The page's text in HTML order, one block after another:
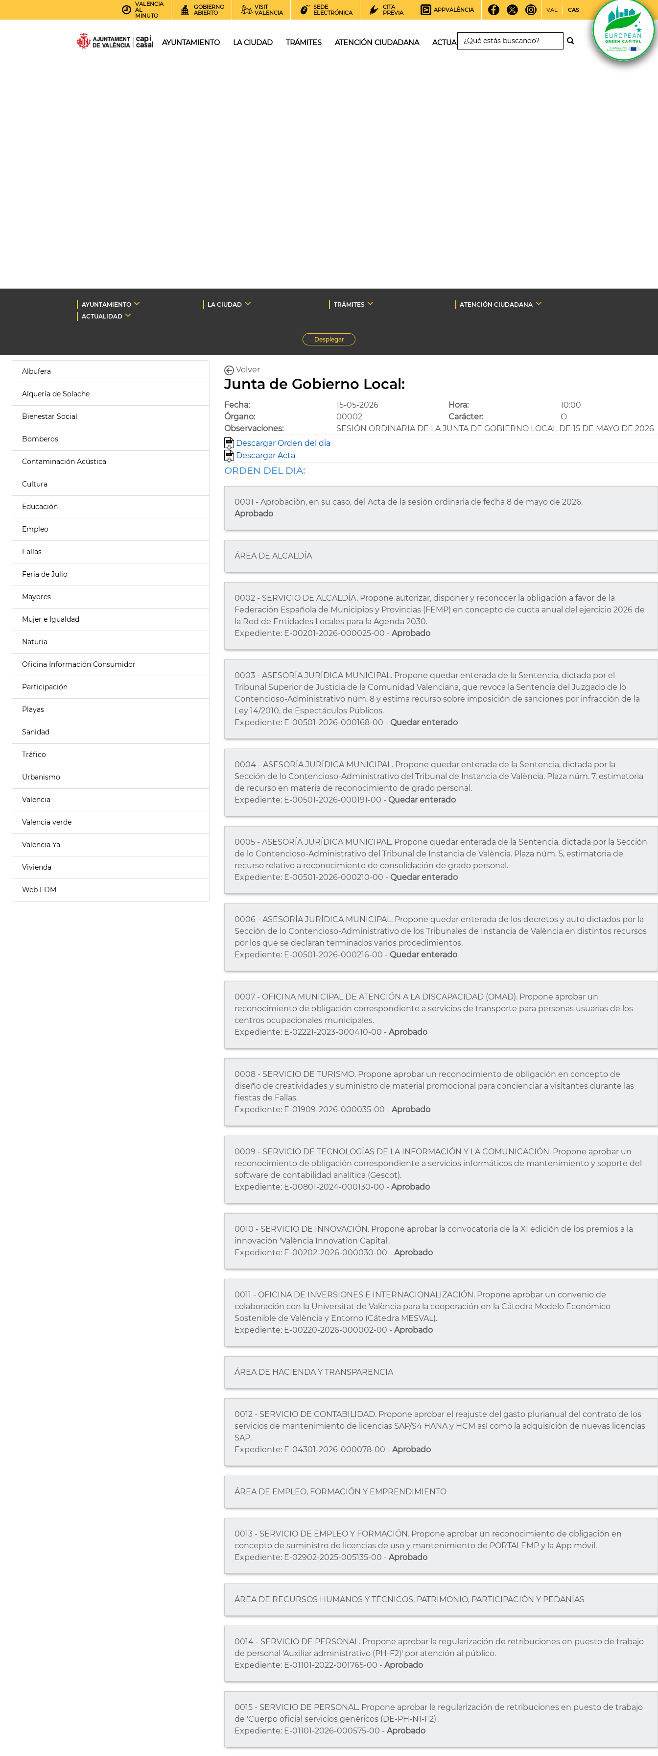
VALENCIA
AL
MINUTO
GOBIERNO
ABIERTO
VISIT
VALENCIA
SEDE
ELECTRÓNICA
CITA
PREVIA
APPVALÈNCIA VAL CAS
AYUNTAMIENTO LA CIUDAD TRÁMITES ATENCIÓN CIUDADANA ACTUALIDAD
AYUNTAMIENTO LA CIUDAD TRÁMITES
ATENCIÓN CIUDADANA
ACTUALIDAD
Desplegar
Albufera
Alquería de Solache
Bienestar Social
Bomberos
Contaminación Acústica
Cultura
Educación
Empleo
Fallas
Feria de Julio
Mayores
Mujer e Igualdad
Naturia
Oficina Información Consumidor
Participación
Playas
Sanidad
Tráfico
Urbanismo
Valencia
Valencia verde
Valencia Ya
Vivienda
Web FDM
Volver
Junta de Gobierno Local:
Fecha: 15-05-2026 Hora:
10:00
Órgano:
00002 Carácter:
O
Observaciones:
SESIÓN ORDINARIA DE LA JUNTA DE GOBIERNO LOCAL DE 15 DE MAYO DE 2026
Descargar Orden del dia
Descargar Acta
ORDEN DEL DIA:
0001 - Aprobación, en su caso, del Acta de la sesión ordinaria de fecha 8 de mayo de 2026.
Aprobado
ÁREA DE ALCALDÍA
0002 - SERVICIO DE ALCALDÍA. Propone autorizar, disponer y reconocer la obligación a favor de la
Federación Española de Municipios y Provincias (FEMP) en concepto de cuota anual del ejercicio 2026 de
la Red de Entidades Locales para la Agenda 2030.
Expediente: E-00201-2026-000025-00 - Aprobado
0003 - ASESORÍA JURÍDICA MUNICIPAL. Propone quedar enterada de la Sentencia, dictada por el
Tribunal Superior de Justicia de la Comunidad Valenciana, que revoca la Sentencia del Juzgado de lo
Contencioso-Administrativo núm. 8 y estima recurso sobre imposición de sanciones por infracción de la
Ley 14/2010, de Espectáculos Públicos.
Expediente: E-00501-2026-000168-00 - Quedar enterado
0004 - ASESORÍA JURÍDICA MUNICIPAL. Propone quedar enterada de la Sentencia, dictada por la
Sección de lo Contencioso-Administrativo del Tribunal de Instancia de València. Plaza núm. 7, estimatoria
de recurso en materia de reconocimiento de grado personal.
Expediente: E-00501-2026-000191-00 - Quedar enterado
0005 - ASESORÍA JURÍDICA MUNICIPAL. Propone quedar enterada de la Sentencia, dictada por la Sección
de lo Contencioso-Administrativo del Tribunal de Instancia de València. Plaza núm. 5, estimatoria de
recurso relativo a reconocimiento de consolidación de grado personal.
Expediente: E-00501-2026-000210-00 - Quedar enterado
0006 - ASESORÍA JURÍDICA MUNICIPAL. Propone quedar enterada de los decretos y auto dictados por la
Sección de lo Contencioso-Administrativo de los Tribunales de Instancia de València en distintos recursos
por los que se declaran terminados varios procedimientos.
Expediente: E-00501-2026-000216-00 - Quedar enterado
0007 - OFICINA MUNICIPAL DE ATENCIÓN A LA DISCAPACIDAD (OMAD). Propone aprobar un
reconocimiento de obligación correspondiente a servicios de transporte para personas usuarias de los
centros ocupacionales municipales.
Expediente: E-02221-2023-000410-00 - Aprobado
0008 - SERVICIO DE TURISMO. Propone aprobar un reconocimiento de obligación en concepto de
diseño de creatividades y suministro de material promocional para concienciar a visitantes durante las
fiestas de Fallas.
Expediente: E-01909-2026-000035-00 - Aprobado
0009 - SERVICIO DE TECNOLOGÍAS DE LA INFORMACIÓN Y LA COMUNICACIÓN. Propone aprobar un
reconocimiento de obligación correspondiente a servicios informáticos de mantenimiento y soporte del
software de contabilidad analítica (Gescot).
Expediente: E-00801-2024-000130-00 - Aprobado
0010 - SERVICIO DE INNOVACIÓN. Propone aprobar la convocatoria de la XI edición de los premios a la
innovación 'València Innovation Capital'.
Expediente: E-00202-2026-000030-00 - Aprobado
0011 - OFICINA DE INVERSIONES E INTERNACIONALIZACIÓN. Propone aprobar un convenio de
colaboración con la Universitat de València para la cooperación en la Cátedra Modelo Económico
Sostenible de València y Entorno (Cátedra MESVAL).
Expediente: E-00220-2026-000002-00 - Aprobado
ÁREA DE HACIENDA Y TRANSPARENCIA
0012 - SERVICIO DE CONTABILIDAD. Propone aprobar el reajuste del gasto plurianual del contrato de los
servicios de mantenimiento de licencias SAP/S4 HANA y HCM así como la adquisición de nuevas licencias
SAP.
Expediente: E-04301-2026-000078-00 - Aprobado
ÁREA DE EMPLEO, FORMACIÓN Y EMPRENDIMIENTO
0013 - SERVICIO DE EMPLEO Y FORMACIÓN. Propone aprobar un reconocimiento de obligación en
concepto de suministro de licencias de uso y mantenimiento de PORTALEMP y la App móvil.
Expediente: E-02902-2025-005135-00 - Aprobado
ÁREA DE RECURSOS HUMANOS Y TÉCNICOS, PATRIMONIO, PARTICIPACIÓN Y PEDANÍAS
0014 - SERVICIO DE PERSONAL. Propone aprobar la regularización de retribuciones en puesto de trabajo
de personal 'Auxiliar administrativo (PH-F2)' por atención al público.
Expediente: E-01101-2022-001765-00 - Aprobado
0015 - SERVICIO DE PERSONAL. Propone aprobar la regularización de retribuciones en puesto de trabajo
de 'Cuerpo oficial servicios genéricos (DE-PH-N1-F2)'.
Expediente: E-01101-2026-000575-00 - Aprobado